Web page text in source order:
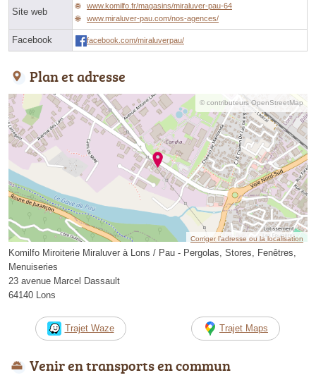
Site web
www.komilfo.fr/magasins/miraluver-pau-64
www.miraluver-pau.com/nos-agences/
Facebook facebook.com/miraluverpau/
Plan et adresse
© contributeurs OpenStreetMap
Corriger l’adresse ou la localisation
Komilfo Miroiterie Miraluver à Lons / Pau - Pergolas, Stores, Fenêtres,
Menuiseries
23 avenue Marcel Dassault
64140 Lons
Trajet Waze Trajet Maps
Venir en transports en commun